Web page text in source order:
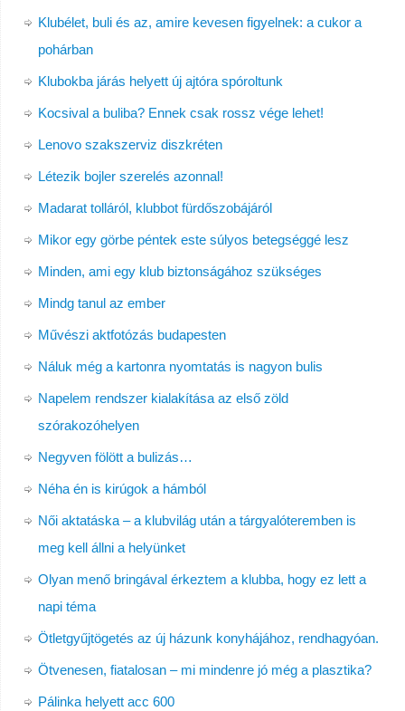
Klubélet, buli és az, amire kevesen figyelnek: a cukor a
pohárban
Klubokba járás helyett új ajtóra spóroltunk
Kocsival a buliba? Ennek csak rossz vége lehet!
Lenovo szakszerviz diszkréten
Létezik bojler szerelés azonnal!
Madarat tolláról, klubbot fürdőszobájáról
Mikor egy görbe péntek este súlyos betegséggé lesz
Minden, ami egy klub biztonságához szükséges
Mindg tanul az ember
Művészi aktfotózás budapesten
Náluk még a kartonra nyomtatás is nagyon bulis
Napelem rendszer kialakítása az első zöld
szórakozóhelyen
Negyven fölött a bulizás…
Néha én is kirúgok a hámból
Női aktatáska – a klubvilág után a tárgyalóteremben is
meg kell állni a helyünket
Olyan menő bringával érkeztem a klubba, hogy ez lett a
napi téma
Ötletgyűjtögetés az új házunk konyhájához, rendhagyóan.
Ötvenesen, fiatalosan – mi mindenre jó még a plasztika?
Pálinka helyett acc 600